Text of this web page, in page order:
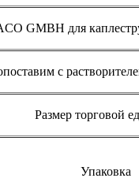
GMBH для
с
Размер торговой
Упаковка